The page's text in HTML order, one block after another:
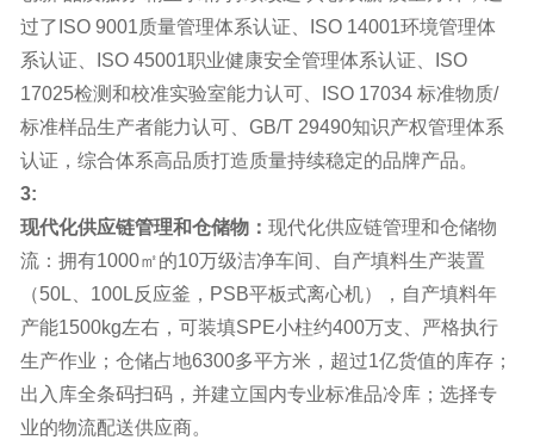
过了ISO 9001质量管理体系认证、ISO 14001环境管理体
系认证、ISO 45001职业健康安全管理体系认证、ISO
17025检测和校准实验室能力认可、ISO 17034 标准物质/
标准样品生产者能力认可、GB/T 29490知识产权管理体系
认证，综合体系高品质打造质量持续稳定的品牌产品。
3:
现代化供应链管理和仓储物： 现代化供应链管理和仓储物
流：拥有1000㎡的10万级洁净车间、自产填料生产装置
（50L、100L反应釜，PSB平板式离心机），自产填料年
产能1500kg左右，可装填SPE小柱约400万支、严格执行
生产作业；仓储占地6300多平方米，超过1亿货值的库存；
出入库全条码扫码，并建立国内专业标准品冷库；选择专
业的物流配送供应商。